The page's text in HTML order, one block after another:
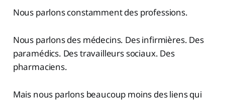
Nous parlons constamment des professions.
Nous parlons des médecins. Des infirmières. Des
paramédics. Des travailleurs sociaux. Des
pharmaciens.
Mais nous parlons beaucoup moins des liens qui